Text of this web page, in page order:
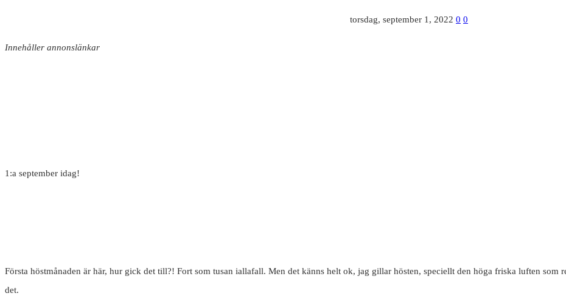
torsdag, september 1, 2022 0 0
Innehåller annonslänkar
1:a september idag!
Första höstmånaden är här, hur gick det till?! Fort som tusan iallafall. Men det känns helt ok, jag gillar hösten, speciellt den höga friska luften som
det.